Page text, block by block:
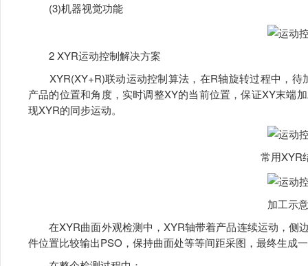
(3)机器视觉功能
2 XYR运动控制解决方案
XYR(XY+R)联动运动控制算法，在R轴旋转过程中，待
产品的位置和角度，实时调整XY的当前位置，保证XY末端
现XYR的同步运动。
常用XYR
加工示
在XYR曲面外观检测中，XYR轴带着产品连续运动，侧
件位置比较输出PSO，保持曲面处等等间距采图，最终生成